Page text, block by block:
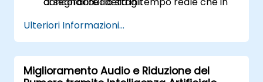
Ulteriori Informazioni...
Miglioramento Audio e Riduzione del